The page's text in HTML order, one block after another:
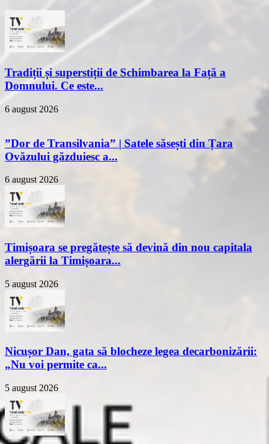
Tradiții și superstiții de Schimbarea la Față a
Domnului. Ce este...
6 august 2026
”Dor de Transilvania” | Satele săsești din Țara
Ovăzului găzduiesc a...
6 august 2026
Timișoara se pregătește să devină din nou capitala
alergării la Timișoara...
5 august 2026
Nicușor Dan, gata să blocheze legea decarbonizării:
„Nu voi permite ca...
5 august 2026